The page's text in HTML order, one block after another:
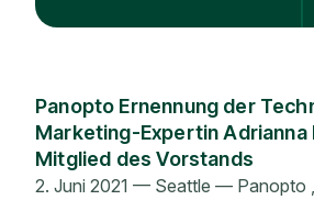
Panopto Ernennung der
Marketing-Expertin Adrianna
Mitglied des Vorstands
2. Juni 2021 — Seattle — Panopto